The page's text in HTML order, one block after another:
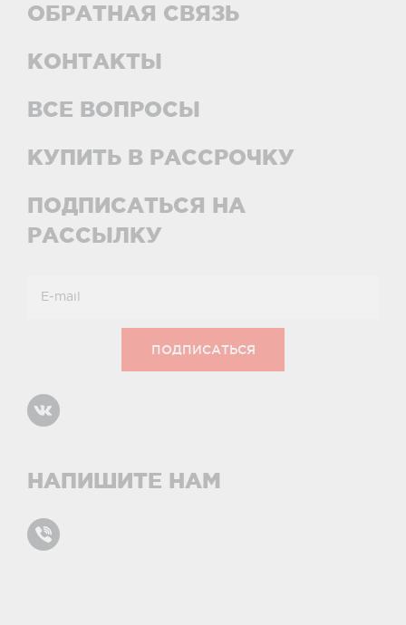
ОБРАТНАЯ СВЯЗЬ
КОНТАКТЫ
ВСЕ ВОПРОСЫ
КУПИТЬ В РАССРОЧКУ
ПОДПИСАТЬСЯ НА
РАССЫЛКУ
НАПИШИТЕ НАМ